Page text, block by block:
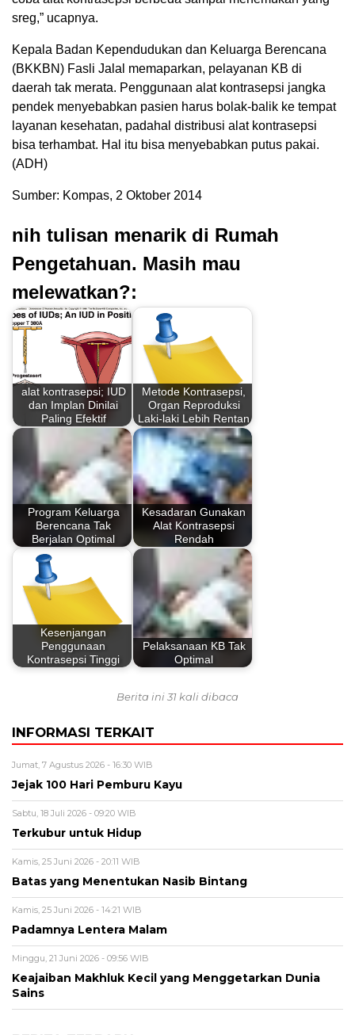
sreg,” ucapnya.
Kepala Badan Kependudukan dan Keluarga Berencana
(BKKBN) Fasli Jalal memaparkan, pelayanan KB di
daerah tak merata. Penggunaan alat kontrasepsi jangka
pendek menyebabkan pasien harus bolak-balik ke tempat
layanan kesehatan, padahal distribusi alat kontrasepsi
bisa terhambat. Hal itu bisa menyebabkan putus pakai.
(ADH)
Sumber: Kompas, 2 Oktober 2014
nih tulisan menarik di Rumah
Pengetahuan. Masih mau
melewatkan?:
alat kontrasepsi; IUD
dan Implan Dinilai
Paling Efektif
Metode Kontrasepsi,
Organ Reproduksi
Laki-laki Lebih Rentan
Program Keluarga
Berencana Tak
Berjalan Optimal
Kesadaran Gunakan
Alat Kontrasepsi
Rendah
Kesenjangan
Penggunaan
Kontrasepsi Tinggi
Pelaksanaan KB Tak
Optimal
Berita ini 31 kali dibaca
INFORMASI TERKAIT
Jumat, 7 Agustus 2026 - 16:30 WIB
Jejak 100 Hari Pemburu Kayu
Sabtu, 18 Juli 2026 - 09:20 WIB
Terkubur untuk Hidup
Kamis, 25 Juni 2026 - 20:11 WIB
Batas yang Menentukan Nasib Bintang
Kamis, 25 Juni 2026 - 14:21 WIB
Padamnya Lentera Malam
Minggu, 21 Juni 2026 - 09:56 WIB
Keajaiban Makhluk Kecil yang Menggetarkan Dunia
Sains